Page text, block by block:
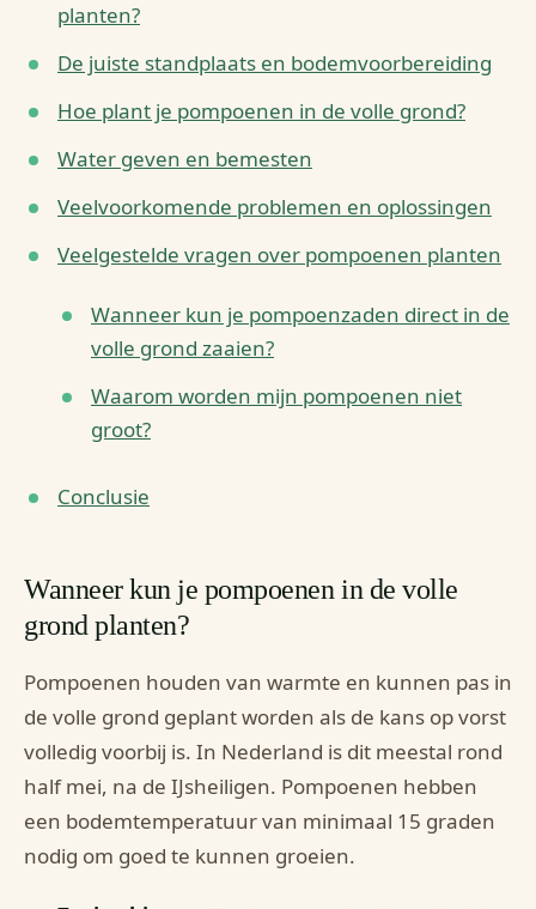
planten?
De juiste standplaats en bodemvoorbereiding
Hoe plant je pompoenen in de volle grond?
Water geven en bemesten
Veelvoorkomende problemen en oplossingen
Veelgestelde vragen over pompoenen planten
Wanneer kun je pompoenzaden direct in de
volle grond zaaien?
Waarom worden mijn pompoenen niet
groot?
Conclusie
Wanneer kun je pompoenen in de volle
grond planten?
Pompoenen houden van warmte en kunnen pas in
de volle grond geplant worden als de kans op vorst
volledig voorbij is. In Nederland is dit meestal rond
half mei, na de IJsheiligen. Pompoenen hebben
een bodemtemperatuur van minimaal 15 graden
nodig om goed te kunnen groeien.